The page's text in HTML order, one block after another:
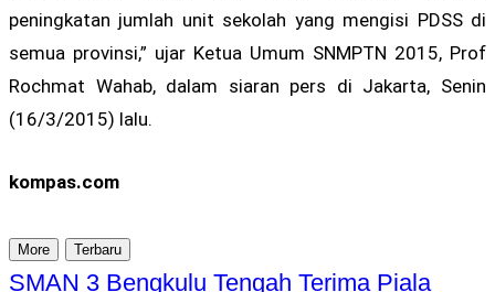
peningkatan jumlah unit sekolah yang mengisi PDSS di
semua provinsi,” ujar Ketua Umum SNMPTN 2015, Prof
Rochmat Wahab, dalam siaran pers di Jakarta, Senin
(16/3/2015) lalu.
kompas.com
More Terbaru
SMAN 3 Bengkulu Tengah Terima Piala